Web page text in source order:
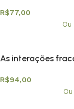
R$77,00
Ou
As interações
R$94,00